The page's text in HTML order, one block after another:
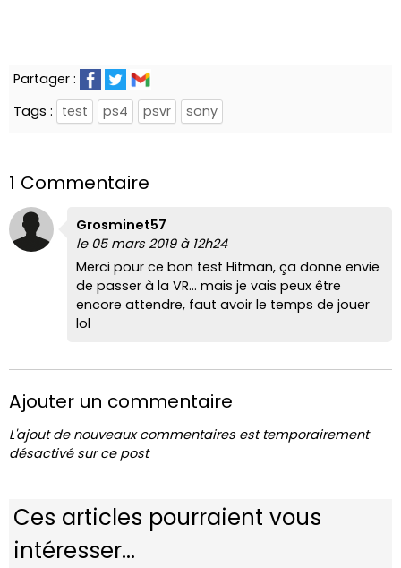
Partager :
Tags : test ps4 psvr sony
1 Commentaire
Grosminet57
le 05 mars 2019 à 12h24
Merci pour ce bon test Hitman, ça donne envie
de passer à la VR... mais je vais peux être
encore attendre, faut avoir le temps de jouer
lol
Ajouter un commentaire
L'ajout de nouveaux commentaires est temporairement
désactivé sur ce post
Ces articles pourraient vous
intéresser...